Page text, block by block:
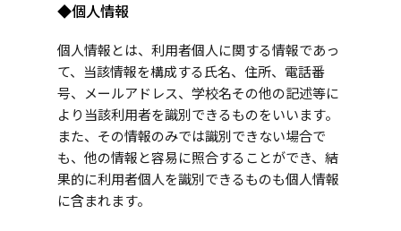
◆個人情報
個人情報とは、利用者個人に関する情報であっ
て、当該情報を構成する氏名、住所、電話番
号、メールアドレス、学校名その他の記述等に
より当該利用者を識別できるものをいいます。
また、その情報のみでは識別できない場合で
も、他の情報と容易に照合することができ、結
果的に利用者個人を識別できるものも個人情報
に含まれます。